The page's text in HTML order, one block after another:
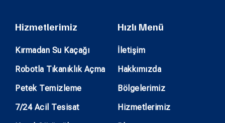
Hizmetlerimiz
Kırmadan Su Kaçağı
Robotla Tıkanıklık Açma
Petek Temizleme
7/24 Acil Tesisat
Hızlı Menü
İletişim
Hakkımızda
Bölgelerimiz
Hizmetlerimiz